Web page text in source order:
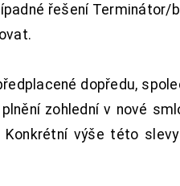
řešení Terminátor/
dopředu,
zohlední v nové
Konkrétní výše této